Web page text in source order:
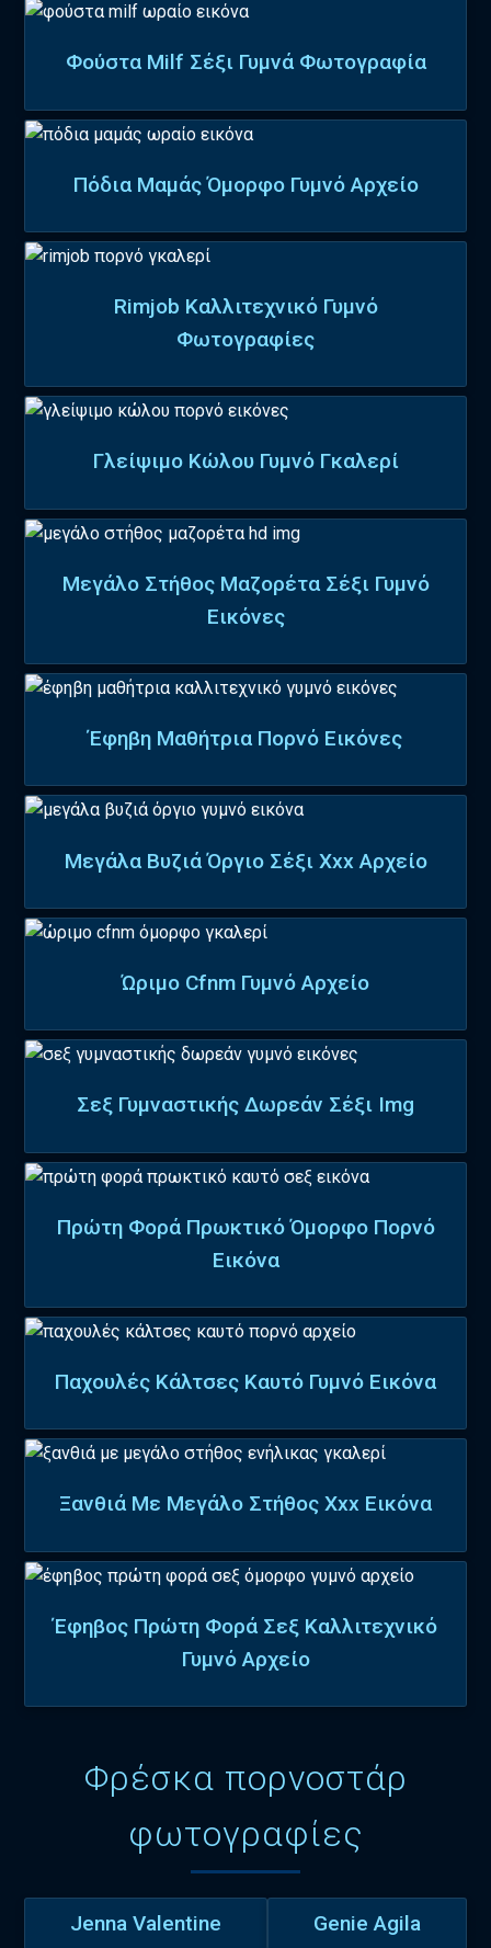
Φούστα Milf Σέξι Γυμνά Φωτογραφία
Πόδια Μαμάς Όμορφο Γυμνό Αρχείο
Rimjob Καλλιτεχνικό Γυμνό
Φωτογραφίες
Γλείψιμο Κώλου Γυμνό Γκαλερί
Μεγάλο Στήθος Μαζορέτα Σέξι Γυμνό
Εικόνες
Έφηβη Μαθήτρια Πορνό Εικόνες
Μεγάλα Βυζιά Όργιο Σέξι Xxx Αρχείο
Ώριμο Cfnm Γυμνό Αρχείο
Σεξ Γυμναστικής Δωρεάν Σέξι Img
Πρώτη Φορά Πρωκτικό Όμορφο Πορνό
Εικόνα
Παχουλές Κάλτσες Καυτό Γυμνό Εικόνα
Ξανθιά Με Μεγάλο Στήθος Xxx Εικόνα
Έφηβος Πρώτη Φορά Σεξ Καλλιτεχνικό
Γυμνό Αρχείο
Φρέσκα πορνοστάρ
φωτογραφίες
Jenna Valentine Genie Agila